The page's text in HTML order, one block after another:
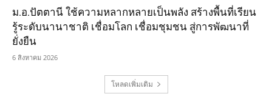
ม.อ.ปัตตานี ใช้ความหลากหลายเป็นพลัง สร้างพื้นที่เรียน
รู้ระดับนานาชาติ เชื่อมโลก เชื่อมชุมชน สู่การพัฒนาที่
ยั่งยืน
6 สิงหาคม 2026
โหลดเพิ่มเติม